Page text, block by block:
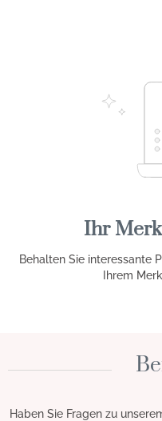
Ihr
Behalten Sie interessante
Ihrem
Haben Sie Fragen zu